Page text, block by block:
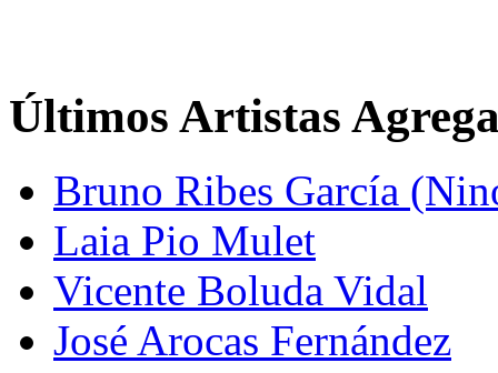
Últimos Artistas
Bruno Ribes García
Laia Pio Mulet
Vicente Boluda Vidal
José Arocas Fernández